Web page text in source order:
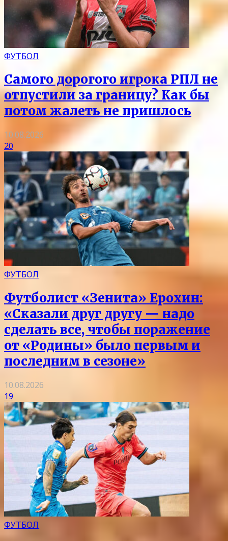
ФУТБОЛ
Самого дорогого игрока РПЛ не
отпустили за границу? Как бы
потом жалеть не пришлось
10.08.2026
20
ФУТБОЛ
Футболист «Зенита» Ерохин:
«Сказали друг другу — надо
сделать все, чтобы поражение
от «Родины» было первым и
последним в сезоне»
10.08.2026
19
ФУТБОЛ